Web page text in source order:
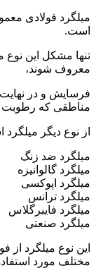
میلگرد فولادی
است.
تنها مشکل این نوع
معروف شوند،
فرسایش و در
مناطقی که رطوبت
از نوع دیگر
میلگرد ضد زنگ
میلگرد گالوانیزه
میلگرد اپوکسی
میلگرد ترانس
میلگرد فایبرگلاس
میلگرد صنعتی
این نوع میلگرد
مختلف مورد